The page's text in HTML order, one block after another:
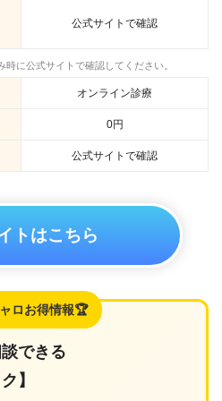
公式サイトで確認
に公式サイトで確認してください。
オンライン診療
0円
公式サイトで確認
トはこちら
ロお得情報🏆
できる
】